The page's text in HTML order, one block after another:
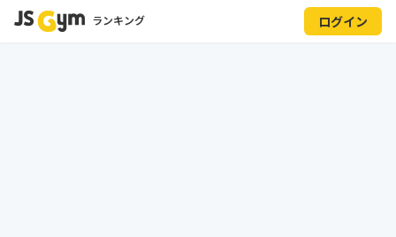
ランキング ログイン